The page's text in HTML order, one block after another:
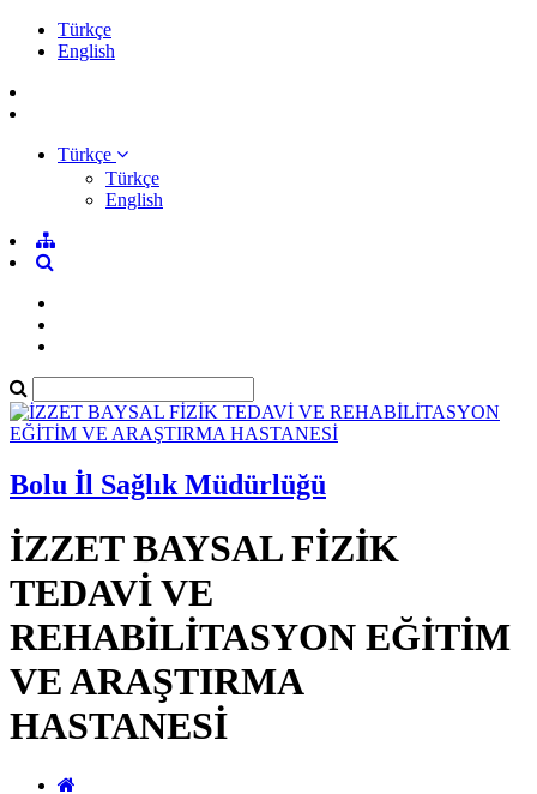
Türkçe
English
Türkçe
Türkçe
English
Bolu İl Sağlık Müdürlüğü
İZZET BAYSAL FİZİK
TEDAVİ VE
REHABİLİTASYON EĞİTİM
VE ARAŞTIRMA
HASTANESİ